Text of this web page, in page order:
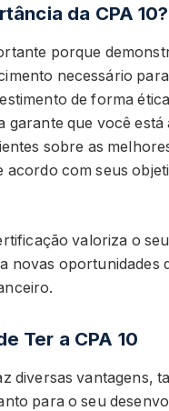
da CPA 10?
porque
necessário
de forma
garante que você está
sobre as
acordo com seus
valoriza o
novas oportunidades
Ter a CPA 10
diversas vantagens,
para o seu